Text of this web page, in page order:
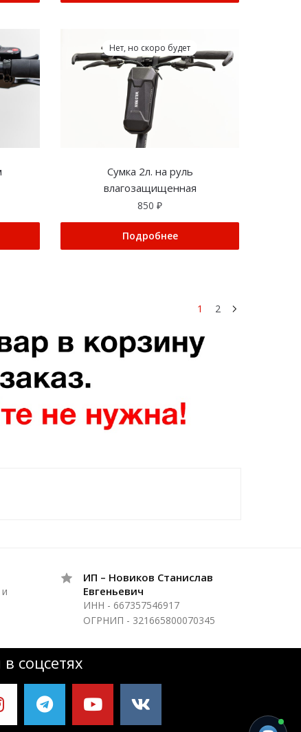
Нет, но скоро будет
Сумка 2л. на руль
влагозащищенная
850₽
Подробнее
1 2
ИП – Новиков Станислав
Евгеньевич
ИНН - 667357546917
ОГРНИП - 321665800070345
соцсетях